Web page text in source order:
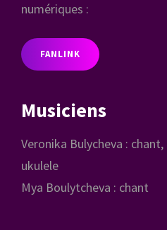
numériques :
FANLINK
Musiciens
Veronika Bulycheva :
ukulele
Mya Boulytcheva : chant